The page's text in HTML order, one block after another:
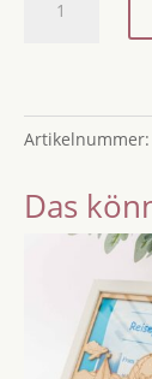
Alle
verrückt
Komm
Einhorn,
Artikelnummer:
Das